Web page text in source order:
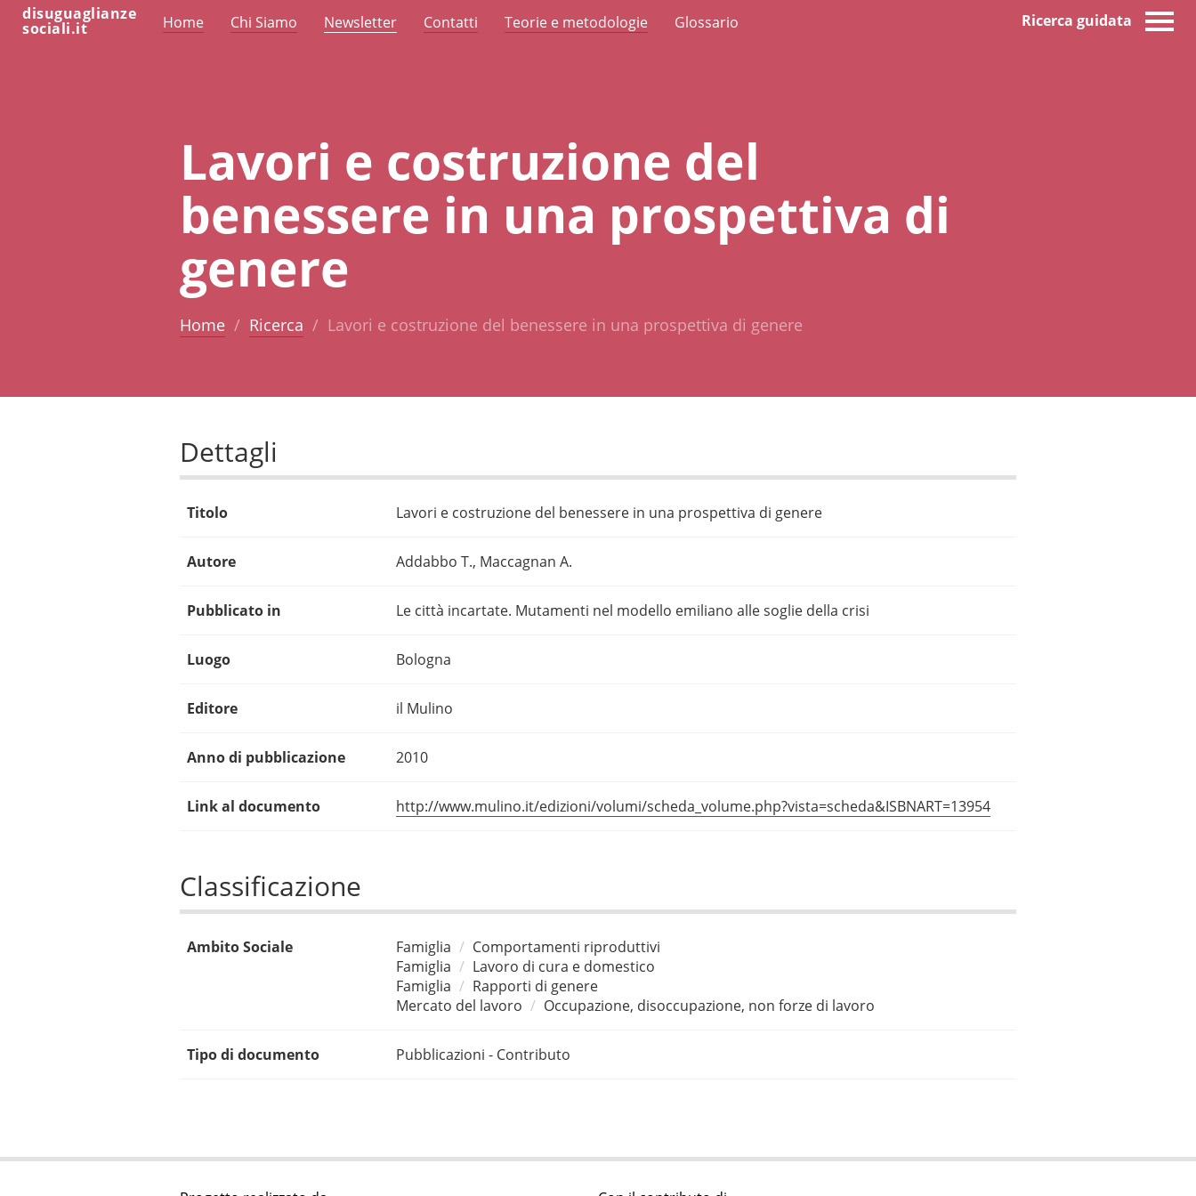
disuguaglianze
sociali.it Home Chi Siamo Newsletter Contatti Teorie e metodologie Glossario Ricerca guidata
Lavori e costruzione del
benessere in una prospettiva di
genere
Home Ricerca Lavori e costruzione del benessere in una prospettiva di genere
Dettagli
Titolo Lavori e costruzione del benessere in una prospettiva di genere
Autore Addabbo T., Maccagnan A.
Pubblicato in Le città incartate. Mutamenti nel modello emiliano alle soglie della crisi
Luogo Bologna
Editore il Mulino
Anno di pubblicazione 2010
Link al documento http://www.mulino.it/edizioni/volumi/scheda_volume.php?vista=scheda&ISBNART=13954
Classificazione
Ambito Sociale Famiglia
Comportamenti riproduttivi
Famiglia
Lavoro di cura e domestico
Famiglia
Rapporti di genere
Mercato del lavoro
Occupazione, disoccupazione, non forze di lavoro
Tipo di documento Pubblicazioni - Contributo